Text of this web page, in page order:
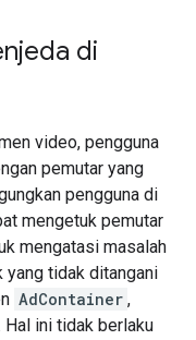
di
video, pengguna
pemutar yang
pengguna di
mengetuk pemutar
mengatasi masalah
yang tidak ditangani
AdContainer ,
ini tidak berlaku